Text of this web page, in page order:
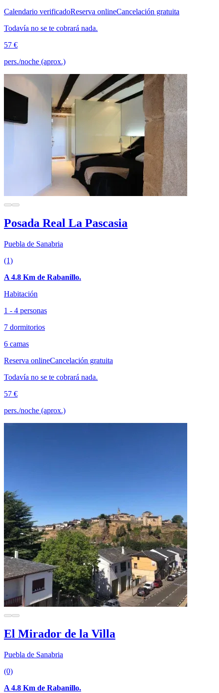
Calendario verificadoReserva onlineCancelación gratuita
Todavía no se te cobrará nada.
57 €
pers./noche (aprox.)
Posada Real La Pascasia
Puebla de Sanabria
(1)
A 4.8 Km de Rabanillo.
Habitación
1 - 4 personas
7 dormitorios
6 camas
Reserva onlineCancelación gratuita
Todavía no se te cobrará nada.
57 €
pers./noche (aprox.)
El Mirador de la Villa
Puebla de Sanabria
(0)
A 4.8 Km de Rabanillo.